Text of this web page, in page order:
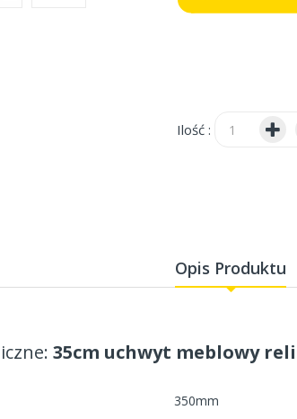
Ilość :
Opis Produktu
35cm uchwyt meblowy
350mm